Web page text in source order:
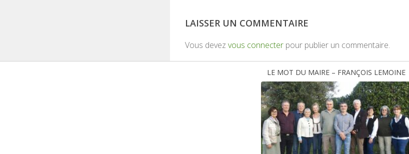
LAISSER UN COMMENTAIRE
Vous devez vous connecter pour publier un commentaire.
LE MOT DU MAIRE – FRANÇOIS LEMOINE